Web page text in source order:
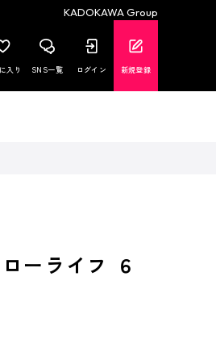
KADOKAWA Group
入り SNS一覧 ログイン 新規登録
ーライフ ６